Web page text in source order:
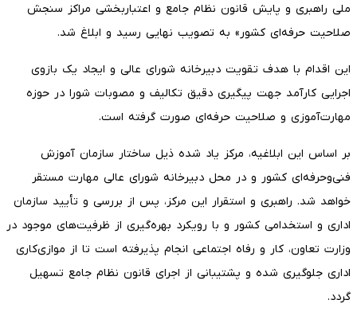
ملی راهبری و پایش قانون نظام جامع و اعتباربخشی مراکز سنجش
صلاحیت حرفه‌ای کشور» به تصویب نهایی رسید و ابلاغ شد.
این اقدام با هدف تقویت دبیرخانه شورای عالی و ایجاد یک بازوی
اجرایی کارآمد جهت پیگیری دقیق تکالیف و مصوبات شورا در حوزه
مهارت‌آموزی و صلاحیت حرفه‌ای صورت گرفته است.
بر اساس این ابلاغیه، مرکز یاد شده ذیل ساختار سازمان آموزش
فنی‌و‌حرفه‌ای کشور و در محل دبیرخانه شورای عالی مهارت مستقر
خواهد شد. راهبری و استقرار این مرکز، پس از بررسی و تأیید سازمان
اداری و استخدامی کشور و با رویکرد بهره‌گیری از ظرفیت‌های موجود در
وزارت تعاون، کار و رفاه اجتماعی انجام پذیرفته است تا از موازی‌کاری
اداری جلوگیری شده و پشتیبانی از اجرای قانون نظام جامع تسهیل
گردد.